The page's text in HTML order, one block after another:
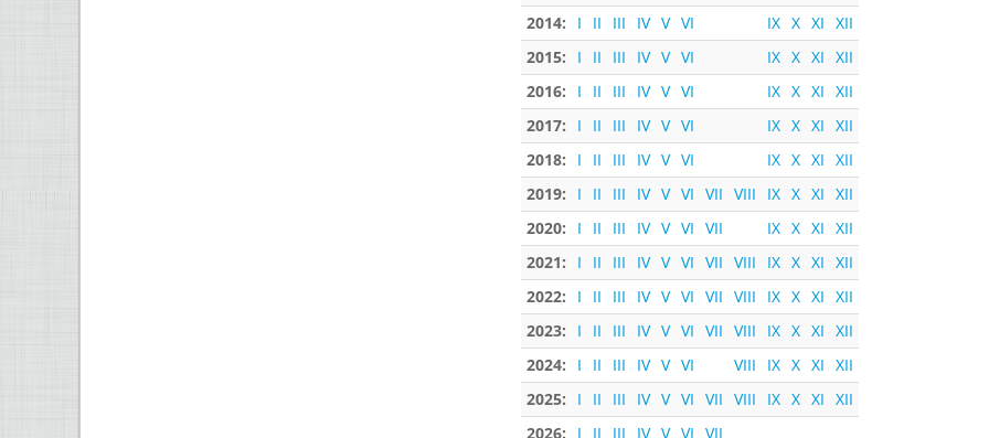
2014:
I II III IV V VI IX X XI XII
2015:
I II III IV V VI IX X XI XII
2016:
I II III IV V VI IX X XI XII
2017:
I II III IV V VI IX X XI XII
2018:
I II III IV V VI IX X XI XII
2019:
I II III IV V VI VII VIII IX X XI XII
2020:
I II III IV V VI VII IX X XI XII
2021:
I II III IV V VI VII VIII IX X XI XII
2022:
I II III IV V VI VII VIII IX X XI XII
2023:
I II III IV V VI VII VIII IX X XI XII
2024:
I II III IV V VI VIII IX X XI XII
2025:
I II III IV V VI VII VIII IX X XI XII
2026:
I II III IV V VI VII